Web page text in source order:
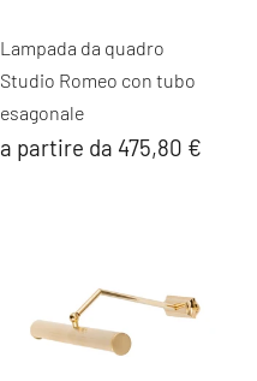
Lampada da quadro
Studio Romeo con tubo
esagonale
a partire da 475,80 €